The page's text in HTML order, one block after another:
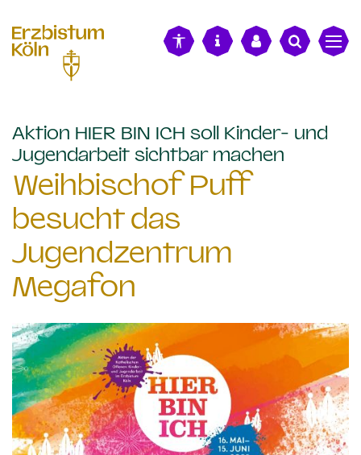
Aktion HIER BIN ICH soll Kinder- und
Jugendarbeit sichtbar machen
Weihbischof Puff
besucht das
Jugendzentrum
Megafon